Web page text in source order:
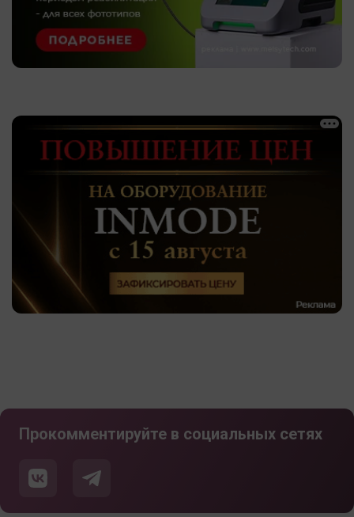
Прокомментируйте в социальных сетях